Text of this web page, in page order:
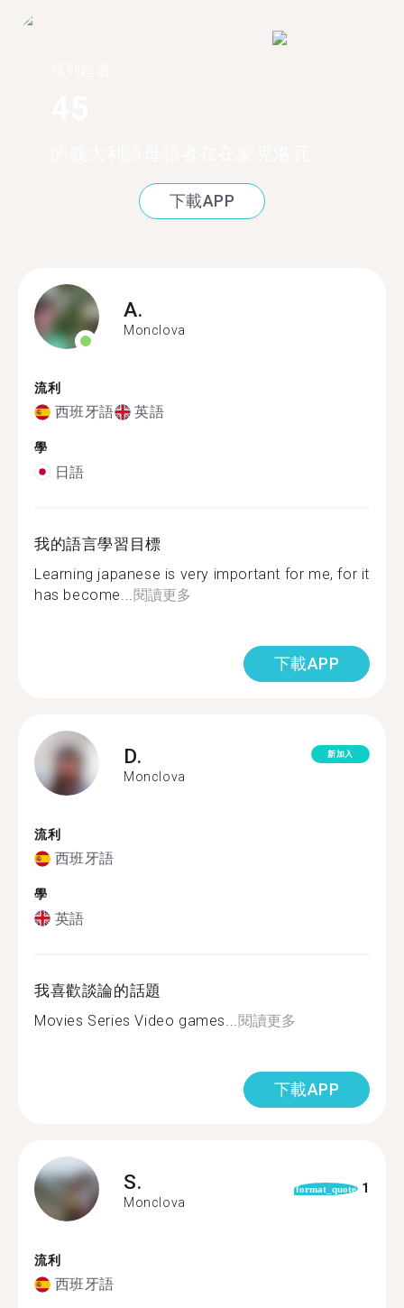
下載APP
A.
Monclova
流利
西班牙語 英語
學
日語
我的語言學習目標
Learning japanese is very important for me, for it
has become... 閱讀更多
下載APP
D.
Monclova
新加入
流利
西班牙語
學
英語
我喜歡談論的話題
Movies Series Video games... 閱讀更多
下載APP
S.
Monclova
format_quote 1
流利
西班牙語